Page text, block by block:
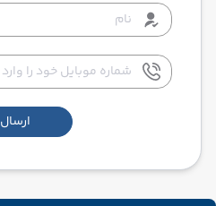
ارسال